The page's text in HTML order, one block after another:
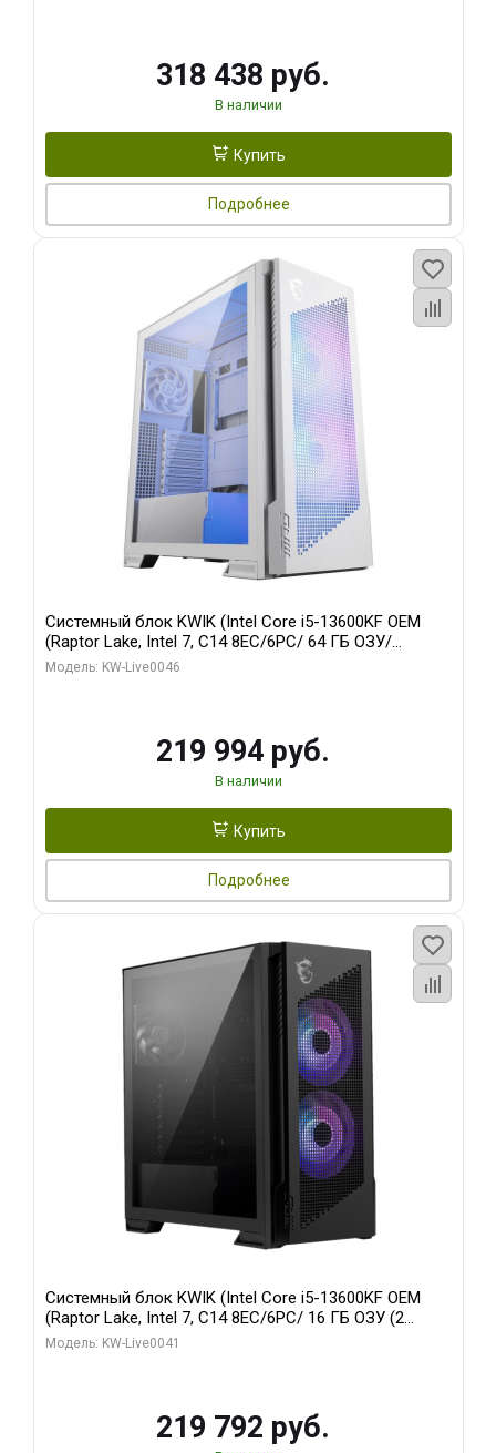
318 438 руб.
В наличии
Купить
Подробнее
Системный блок KWIK (Intel Core i5-13600KF OEM
(Raptor Lake, Intel 7, C14 8EC/6PC/ 64 ГБ ОЗУ/
Gigabyte RTX5060Ti GAMING OC 8GB GDDR7 128bit
Модель: KW-Live0046
219 994 руб.
В наличии
Купить
Подробнее
Системный блок KWIK (Intel Core i5-13600KF OEM
(Raptor Lake, Intel 7, C14 8EC/6PC/ 16 ГБ ОЗУ (2
модуля)/ Palit RTX5080 GAMINGPRO OC 16GB GDDR7
Модель: KW-Live0041
219 792 руб.